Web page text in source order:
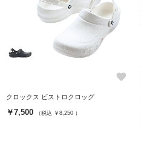
favorite
クロックス ビストロクロッグ
￥7,500 （税込 ￥8,250 ）